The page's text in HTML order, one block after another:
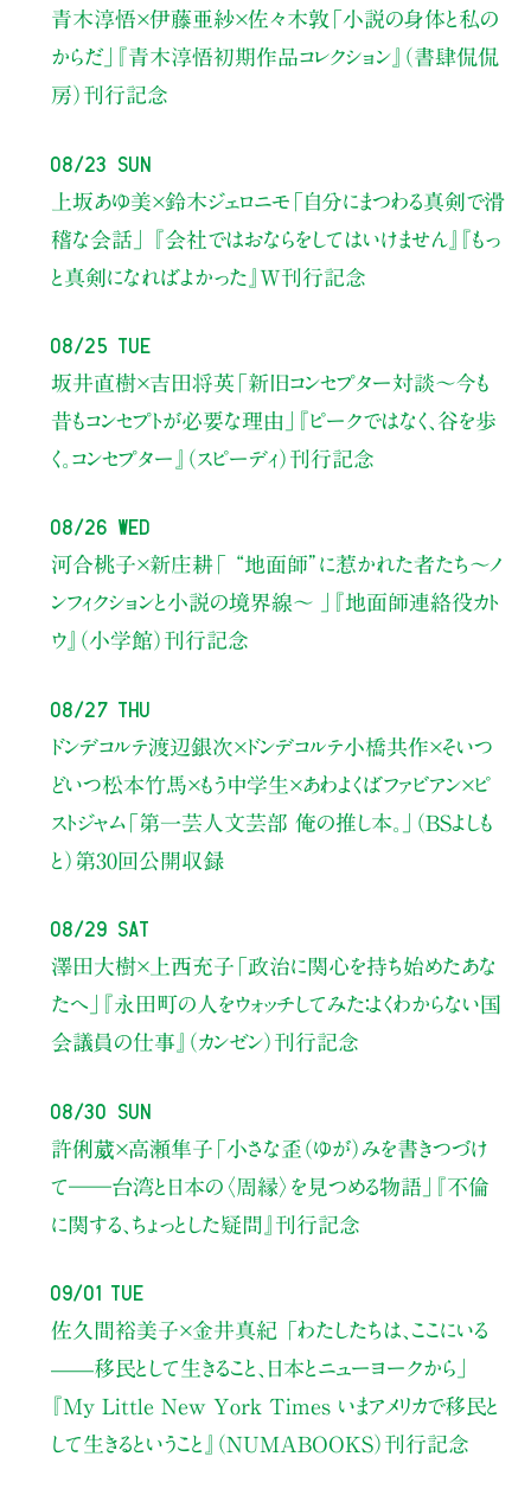
青木淳悟×伊藤亜紗×佐々木敦 「小説の身体と私の
からだ」
『青木淳悟初期作品コレクション』（書肆侃侃
房）刊行記念
08/23 Sun
上坂あゆ美×鈴木ジェロニモ 「自分にまつわる真剣で滑
稽な会話」
『会社ではおならをしてはいけません』『もっ
と真剣になればよかった』W刊行記念
08/25 Tue
坂井直樹×吉田将英「新旧コンセプター対談～今も
昔もコンセプトが必要な理由」
『ピークではなく、谷を歩
く。コンセプター』（スピーディ）刊行記念
08/26 Wed
河合桃子×新庄耕「 “地面師”に惹かれた者たち〜ノ
ンフィクションと小説の境界線〜 」
『地面師連絡役カト
ウ』（小学館）刊行記念
08/27 Thu
ドンデコルテ渡辺銀次×ドンデコルテ小橋共作×そいつ
どいつ松本竹馬×もう中学生×あわよくばファビアン×ピ
ストジャム「第一芸人文芸部 俺の推し本。」（BSよしも
と） 第30回公開収録
08/29 Sat
澤田大樹×上西充子 「政治に関心を持ち始めたあな
たへ」
『永田町の人をウォッチしてみた：よくわからない国
会議員の仕事』（カンゼン）刊行記念
08/30 Sun
許俐葳×高瀬隼子 「小さな歪（ゆが）みを書きつづけ
て――台湾と日本の〈周縁〉を見つめる物語」
『不倫
に関する、ちょっとした疑問』刊行記念
09/01 Tue
佐久間裕美子×金井真紀 「わたしたちは、ここにいる
——移民として生きること、日本とニューヨークから」
『My Little New York Times いまアメリカで移民と
して生きるということ』（NUMABOOKS）刊行記念